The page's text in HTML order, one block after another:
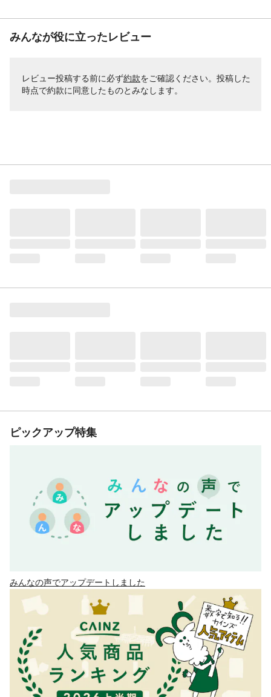
みんなが役に立ったレビュー
レビュー投稿する前に必ず約款をご確認ください。投稿した
時点で約款に同意したものとみなします。
ピックアップ特集
みんなの声でアップデートしました